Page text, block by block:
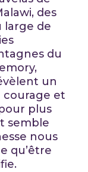
des
large de
du
un
courage et
plus
semble
nous
qu’être